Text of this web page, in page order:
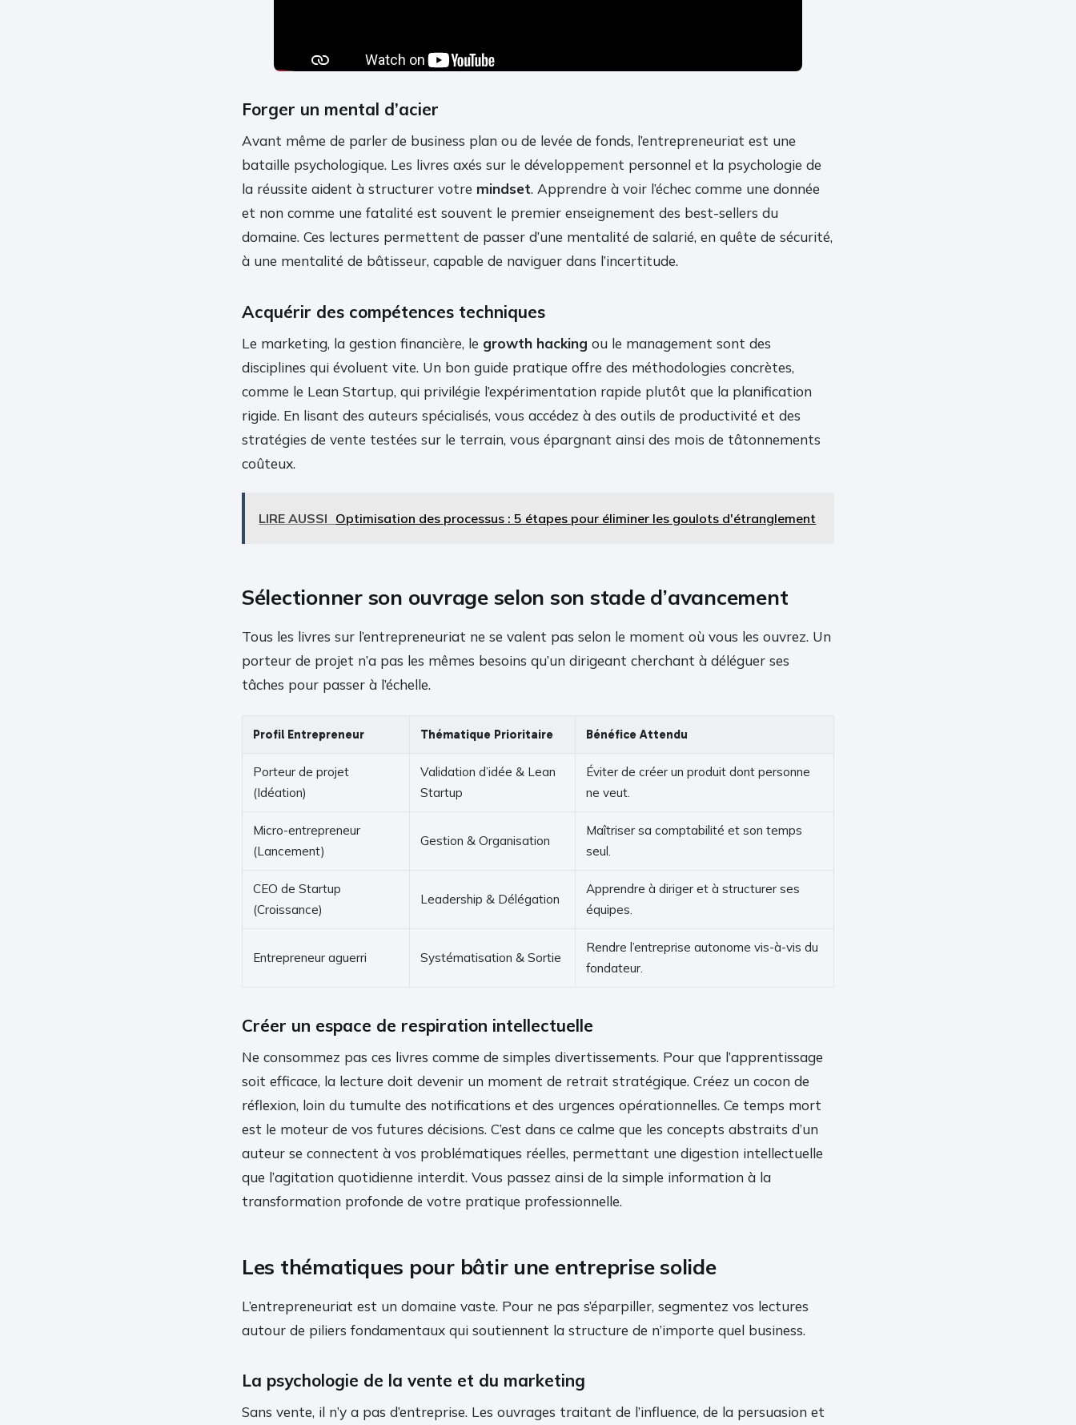
Forger un mental d’acier
Avant même de parler de business plan ou de levée de fonds, l’entrepreneuriat est une
bataille psychologique. Les livres axés sur le développement personnel et la psychologie de
la réussite aident à structurer votre mindset. Apprendre à voir l’échec comme une donnée
et non comme une fatalité est souvent le premier enseignement des best-sellers du
domaine. Ces lectures permettent de passer d’une mentalité de salarié, en quête de sécurité,
à une mentalité de bâtisseur, capable de naviguer dans l’incertitude.
Acquérir des compétences techniques
Le marketing, la gestion financière, le growth hacking ou le management sont des
disciplines qui évoluent vite. Un bon guide pratique offre des méthodologies concrètes,
comme le Lean Startup, qui privilégie l’expérimentation rapide plutôt que la planification
rigide. En lisant des auteurs spécialisés, vous accédez à des outils de productivité et des
stratégies de vente testées sur le terrain, vous épargnant ainsi des mois de tâtonnements
coûteux.
LIRE AUSSI Optimisation des processus : 5 étapes pour éliminer les goulots d'étranglement
Sélectionner son ouvrage selon son stade d’avancement
Tous les livres sur l’entrepreneuriat ne se valent pas selon le moment où vous les ouvrez. Un
porteur de projet n’a pas les mêmes besoins qu’un dirigeant cherchant à déléguer ses
tâches pour passer à l’échelle.
Profil Entrepreneur Thématique Prioritaire Bénéfice Attendu
Porteur de projet
(Idéation)
Validation d’idée & Lean
Startup
Éviter de créer un produit dont personne
ne veut.
Micro-entrepreneur
(Lancement)
Gestion & Organisation
Maîtriser sa comptabilité et son temps
seul.
CEO de Startup
(Croissance)
Leadership & Délégation
Apprendre à diriger et à structurer ses
équipes.
Entrepreneur aguerri Systématisation & Sortie
Rendre l’entreprise autonome vis-à-vis du
fondateur.
Créer un espace de respiration intellectuelle
Ne consommez pas ces livres comme de simples divertissements. Pour que l’apprentissage
soit efficace, la lecture doit devenir un moment de retrait stratégique. Créez un cocon de
réflexion, loin du tumulte des notifications et des urgences opérationnelles. Ce temps mort
est le moteur de vos futures décisions. C’est dans ce calme que les concepts abstraits d’un
auteur se connectent à vos problématiques réelles, permettant une digestion intellectuelle
que l’agitation quotidienne interdit. Vous passez ainsi de la simple information à la
transformation profonde de votre pratique professionnelle.
Les thématiques pour bâtir une entreprise solide
L’entrepreneuriat est un domaine vaste. Pour ne pas s’éparpiller, segmentez vos lectures
autour de piliers fondamentaux qui soutiennent la structure de n’importe quel business.
La psychologie de la vente et du marketing
Sans vente, il n’y a pas d’entreprise. Les ouvrages traitant de l’influence, de la persuasion et